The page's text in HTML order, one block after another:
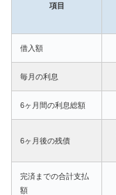
項目
借入額
毎月の利息
6ヶ月間の利息総額
6ヶ月後の残債
完済までの合計支払
額